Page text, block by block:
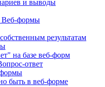
и выводы
Веб-формы
результатам
на базе веб-форм
ответ
быть в веб-форме